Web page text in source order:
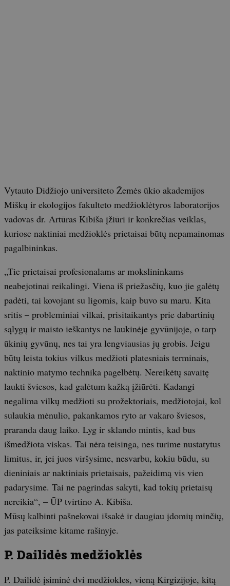
Vytauto Didžiojo universiteto Žemės ūkio akademijos
Miškų ir ekologijos fakulteto medžioklėtyros laboratorijos
vadovas dr. Artūras Kibiša įžiūri ir konkrečias veiklas,
kuriose naktiniai medžioklės prietaisai būtų nepamainomas
pagalbininkas.
„Tie prietaisai profesionalams ar mokslininkams
neabejotinai reikalingi. Viena iš priežasčių, kuo jie galėtų
padėti, tai kovojant su ligomis, kaip buvo su maru. Kita
sritis – probleminiai vilkai, prisitaikantys prie dabartinių
sąlygų ir maisto ieškantys ne laukinėje gyvūnijoje, o tarp
ūkinių gyvūnų, nes tai yra lengviausias jų grobis. Jeigu
būtų leista tokius vilkus medžioti platesniais terminais,
naktinio matymo technika pagelbėtų. Nereikėtų savaitę
laukti šviesos, kad galėtum kažką įžiūrėti. Kadangi
negalima vilkų medžioti su prožektoriais, medžiotojai, kol
sulaukia mėnulio, pakankamos ryto ar vakaro šviesos,
praranda daug laiko. Lyg ir sklando mintis, kad bus
išmedžiota viskas. Tai nėra teisinga, nes turime nustatytus
limitus, ir, jei juos viršysime, nesvarbu, kokiu būdu, su
dieniniais ar naktiniais prietaisais, pažeidimą vis vien
padarysime. Tai ne pagrindas sakyti, kad tokių prietaisų
nereikia“, – ŪP tvirtino A. Kibiša.
Mūsų kalbinti pašnekovai išsakė ir daugiau įdomių minčių,
jas pateiksime kitame rašinyje.
P. Dailidės medžioklės
P. Dailidė įsiminė dvi medžiokles, vieną Kirgizijoje, kitą